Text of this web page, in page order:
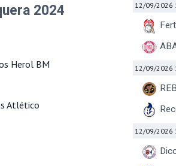
2024
Herol BM
Atlético
12/09/2026
12/09/2026
12/09/2026